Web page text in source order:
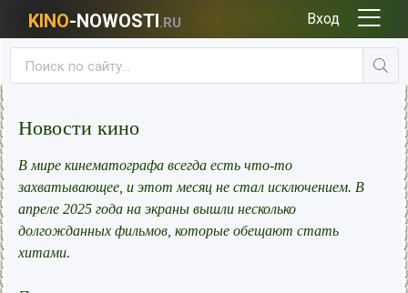
KINO-NOWOSTI.RU Вход
Новости кино
В мире кинематографа всегда есть что-то
захватывающее, и этот месяц не стал исключением. В
апреле 2025 года на экраны вышли несколько
долгожданных фильмов, которые обещают стать
хитами.